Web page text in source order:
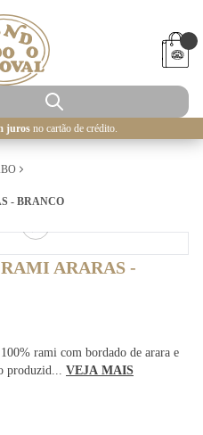
juros no cartão de crédito.
- BRANCO
ARARAS -
rami com bordado de arara e
produzid... VEJA MAIS